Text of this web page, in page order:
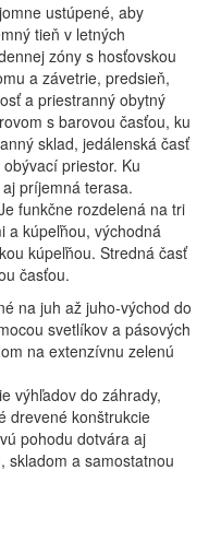
ustúpené, aby
tieň v letných
zóny s hosťovskou
a závetrie, predsieň,
a priestranný obytný
s barovou časťou, ku
sklad, jedálenská časť
priestor. Ku
príjemná terasa.
funkčne rozdelená na tri
a kúpeľňou, východná
kúpeľňou. Stredná časť
časťou.
na juh až juho-východ do
svetlíkov a pásových
na extenzívnu zelenú
výhľadov do záhrady,
drevené konštrukcie
pohodu dotvára aj
skladom a samostatnou